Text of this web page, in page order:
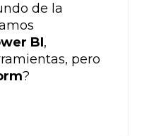
de la
BI,
pero
?